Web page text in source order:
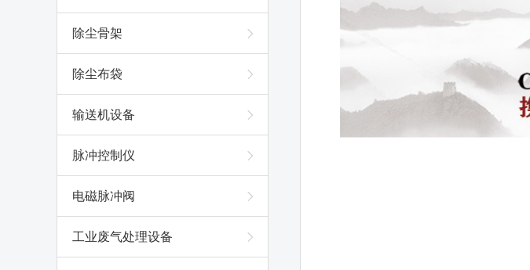
除尘骨架
除尘布袋
输送机设备
脉冲控制仪
电磁脉冲阀
工业废气处理设备